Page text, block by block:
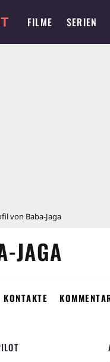
FILME SERIEN
von Baba-Jaga
JAGA
KONTAKTE